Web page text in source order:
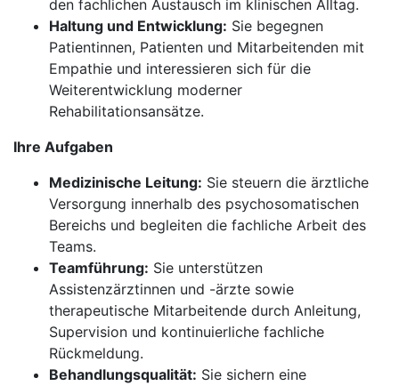
den fachlichen Austausch im klinischen Alltag.
Haltung und Entwicklung: Sie begegnen
Patientinnen, Patienten und Mitarbeitenden mit
Empathie und interessieren sich für die
Weiterentwicklung moderner
Rehabilitationsansätze.
Ihre Aufgaben
Medizinische Leitung: Sie steuern die ärztliche
Versorgung innerhalb des psychosomatischen
Bereichs und begleiten die fachliche Arbeit des
Teams.
Teamführung: Sie unterstützen
Assistenzärztinnen und -ärzte sowie
therapeutische Mitarbeitende durch Anleitung,
Supervision und kontinuierliche fachliche
Rückmeldung.
Behandlungsqualität: Sie sichern eine